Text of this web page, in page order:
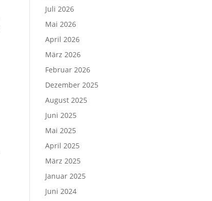
Juli 2026
Mai 2026
April 2026
März 2026
Februar 2026
Dezember 2025
August 2025
Juni 2025
Mai 2025
April 2025
März 2025
Januar 2025
Juni 2024